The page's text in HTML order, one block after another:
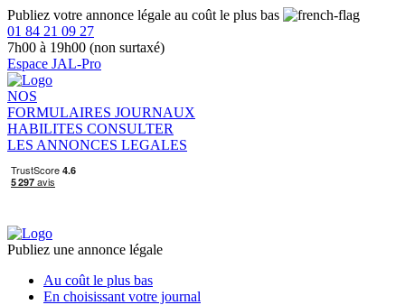
Publiez votre annonce légale au coût le plus bas
01 84 21 09 27
7h00 à 19h00 (non surtaxé)
Espace JAL-Pro
NOS
FORMULAIRES JOURNAUX
HABILITES CONSULTER
LES ANNONCES LEGALES
Publiez une annonce légale
Au coût le plus bas
En choisissant votre journal